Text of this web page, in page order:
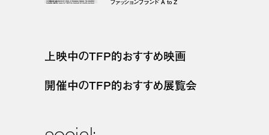
上映中のTFP的おすすめ映画
開催中のTFP的おすすめ展覧会